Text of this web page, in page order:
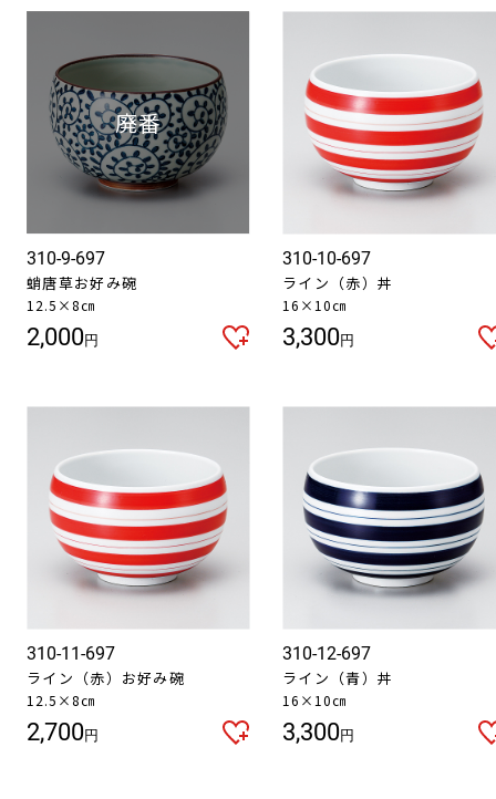
310-9-697
蛸唐草お好み碗
12.5×8㎝
2,000円
310-10-697
ライン（赤）丼
16×10㎝
3,300円
310-11-697
ライン（赤）お好み碗
12.5×8㎝
2,700円
310-12-697
ライン（青）丼
16×10㎝
3,300円